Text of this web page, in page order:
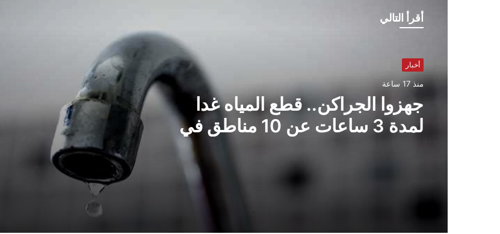
أقرأ التالي
أخبار
منذ 17 ساعة
جهزوا الجراكن.. قطع المياه غدا
لمدة 3 ساعات عن 10 مناطق في
جهز نفسك للقبض.. موعد صرف مرتبات
بعد الزيادة
الأرصاد تكشف حالة الطقس الأيام القادمة..
الحرارة تصل لـ45 درجة وتحذير من الشبورة
توقيع اتفاقية تأسيس شركة مواصلات مدن
مصر..اعرف التفاصيل
اللواء سمير فرج يشيد بمستشفى بهية: صرح
طبي عالمي يقدم علاج سرطان الثدي مجانًا